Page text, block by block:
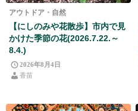
アウトドア・自然
【にしのみや花散歩】市内で見
かけた季節の花(2026.7.22.～
8.4.)
2026年8月4日
香苗